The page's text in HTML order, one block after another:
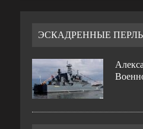
ЭСКАДРЕННЫЕ